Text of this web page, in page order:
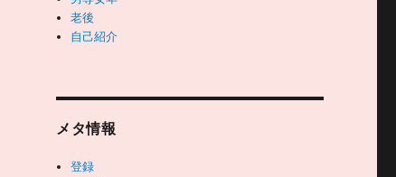
老後
自己紹介
メタ情報
登録